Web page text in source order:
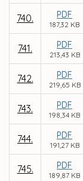
740. PDF
187,32 KB
741. PDF
213,43 KB
742. PDF
219,65 KB
743. PDF
198,34 KB
744. PDF
191,27 KB
745. PDF
189,87 KB